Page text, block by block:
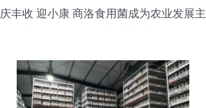
庆丰收 迎小康 商洛食用菌成为农业发展主